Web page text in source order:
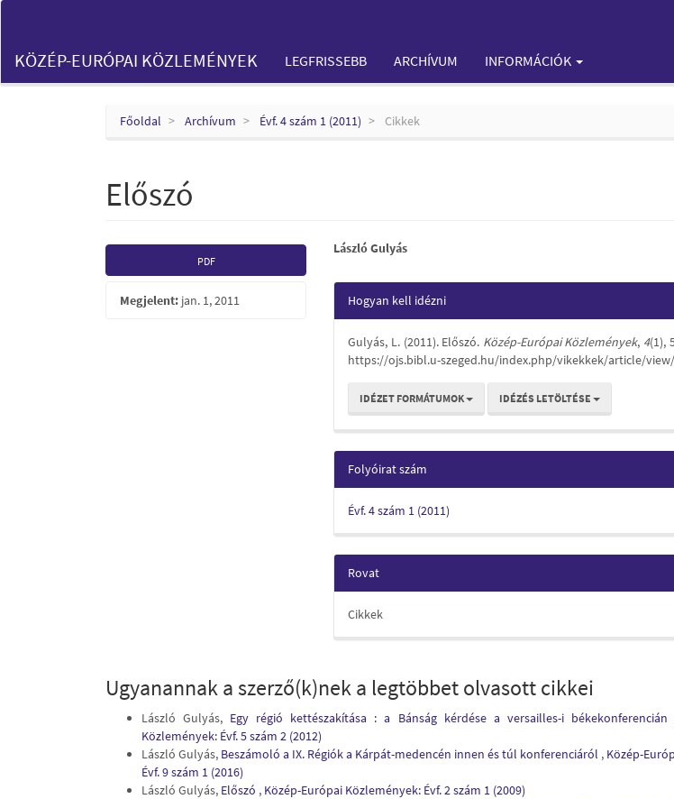
Content
Sidebar
KÖZÉP-EURÓPAI KÖZLEMÉNYEK LEGFRISSEBB ARCHÍVUM INFORMÁCIÓK
Főoldal Archívum Évf. 4 szám 1 (2011) Cikkek
Előszó
Article
Sidebar
PDF
Megjelent: jan. 1, 2011
Main
Article
Content
László Gulyás
Article
Details
Hogyan kell idézni
Gulyás, L. (2011). Előszó. Közép-Európai Közlemények, 4(1),
https://ojs.bibl.u-szeged.hu/index.php/vikekkek/article/
IDÉZET FORMÁTUMOK IDÉZÉS LETÖLTÉSE
Folyóirat szám
Évf. 4 szám 1 (2011)
Rovat
Cikkek
Ugyanannak a szerző(k)nek a legtöbbet olvasott cikkei
László Gulyás, Egy régió kettészakítása : a Bánság kérdése a versailles-i békekonferencián
Közlemények: Évf. 5 szám 2 (2012)
László Gulyás, Beszámoló a IX. Régiók a Kárpát-medencén innen és túl konferenciáról , Közép-
Évf. 9 szám 1 (2016)
László Gulyás, Előszó , Közép-Európai Közlemények: Évf. 2 szám 1 (2009)